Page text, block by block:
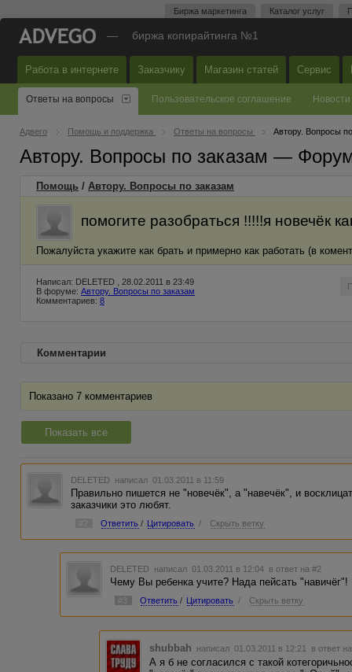
Биржа маркетинга Каталог услуг
— биржа копирайтинга №1
Работа в интернете Заказчику Магазин статей Сервис
Ответы на вопросы Пользовательское соглашение Новости
Адвего Помощь и поддержка Ответы на вопросы Автору. Вопросы
Автору. Вопросы по заказам —
Помощь / Автору. Вопросы по заказам
помогите разобраться !!!!!я новечёк
Пожалуйста укажите как брать и примерно как работать (в
Написал: DELETED , 28.02.2011 в 23:49
В форуме: Автору. Вопросы по заказам
Комментариев: 8
Комментарии
Показано 7 комментариев
Показать все
DELETED написал 01.03.2011 в 11:59
Правильно пишется не "новечёк", а "навечёк", и
заказчики это любят.
Ответить / Цитировать / Скрыть ветку
DELETED написал 01.03.2011 в 12:04 в ответ на #2
Чему Вы ребенка учите? Нада пейсать "навичёг"!
#3 Ответить / Цитировать / Скрыть ветку
shubbah написал 01.03.2011 в 12:21 в ответ
А я б не согласился с такой